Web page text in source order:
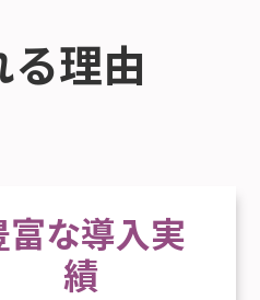
理由
富な導入実
績